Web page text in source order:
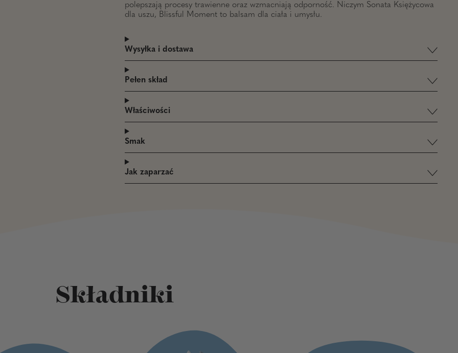
polepszają procesy trawienne oraz wzmacniają odporność. Niczym Sonata Księżycowa
dla uszu, Blissful Moment to balsam dla ciała i umysłu.
Wysyłka i dostawa
Pełen skład
Właściwości
Smak
Jak zaparzać
Składniki